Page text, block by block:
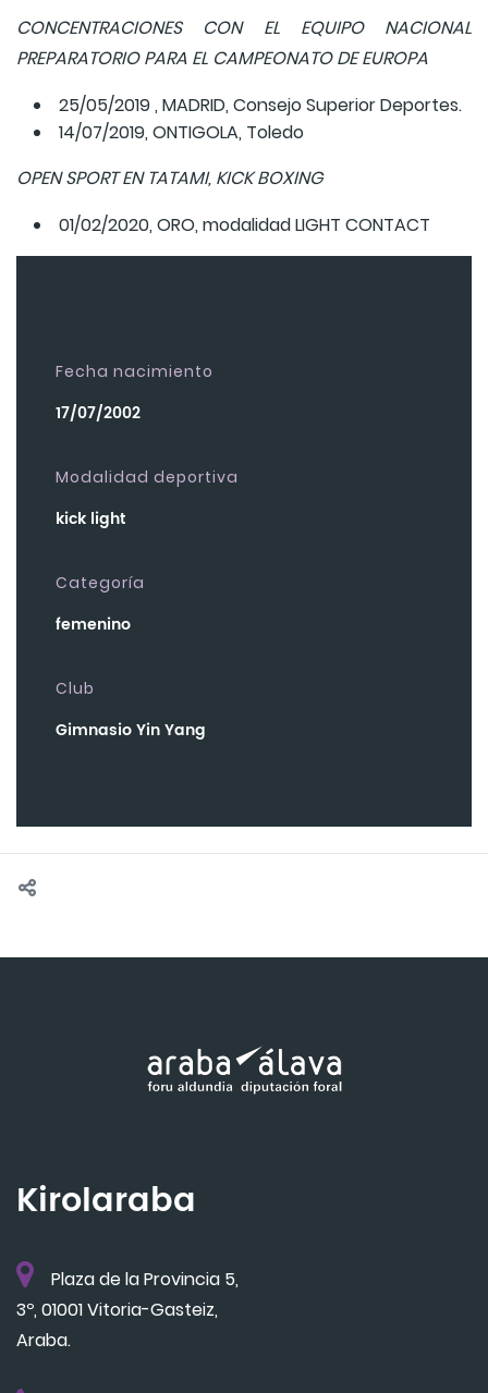
CONCENTRACIONES CON EL EQUIPO NACIONAL
PREPARATORIO PARA EL CAMPEONATO DE EUROPA
25/05/2019 , MADRID, Consejo Superior Deportes.
14/07/2019, ONTIGOLA, Toledo
OPEN SPORT EN TATAMI, KICK BOXING
01/02/2020, ORO, modalidad LIGHT CONTACT
Fecha nacimiento
17/07/2002
Modalidad deportiva
kick light
Categoría
femenino
Club
Gimnasio Yin Yang
Kirolaraba
Plaza de la Provincia 5,
3º, 01001 Vitoria-Gasteiz,
Araba.